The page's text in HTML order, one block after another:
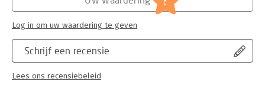
(bijvoorbeeld als advocaat, rechter, wetgevingsjurist of notaris)
als de rechtswetenschap.
Serie:
Serie vanwege het Van der Heijden
Schrijf een recensie
Lees ons recensiebeleid
Log in om uw waardering te geven